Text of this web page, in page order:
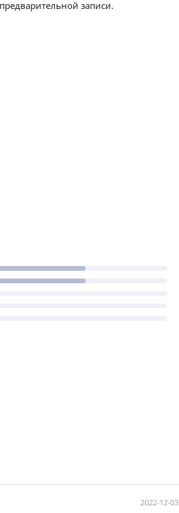
записи.
2022-12-03